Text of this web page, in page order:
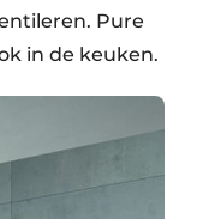
Pure
in de keuken.